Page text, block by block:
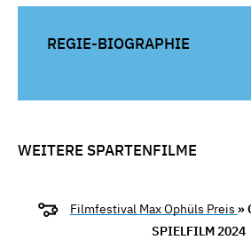
REGIE-BIOGRAPHIE
WEITERE SPARTENFILME
Filmfestival Max Ophüls Preis »
SPIELFILM 2024